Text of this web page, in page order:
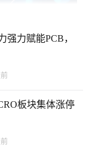
强力赋能PCB，
板块集体涨停